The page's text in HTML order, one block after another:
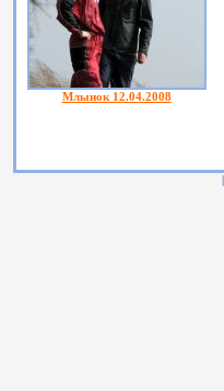
Млынок 12.04.2008
|